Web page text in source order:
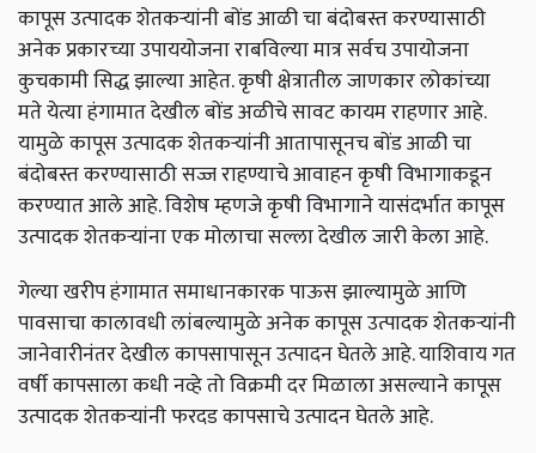
कापूस उत्पादक शेतकऱ्यांनी बोंड आळी चा बंदोबस्त करण्यासाठी
अनेक प्रकारच्या उपाययोजना राबविल्या मात्र सर्वच उपायोजना
कुचकामी सिद्ध झाल्या आहेत. कृषी क्षेत्रातील जाणकार लोकांच्या
मते येत्या हंगामात देखील बोंड अळीचे सावट कायम राहणार आहे.
यामुळे कापूस उत्पादक शेतकऱ्यांनी आतापासूनच बोंड आळी चा
बंदोबस्त करण्यासाठी सज्ज राहण्याचे आवाहन कृषी विभागाकडून
करण्यात आले आहे. विशेष म्हणजे कृषी विभागाने यासंदर्भात कापूस
उत्पादक शेतकऱ्यांना एक मोलाचा सल्ला देखील जारी केला आहे.
गेल्या खरीप हंगामात समाधानकारक पाऊस झाल्यामुळे आणि
पावसाचा कालावधी लांबल्यामुळे अनेक कापूस उत्पादक शेतकऱ्यांनी
जानेवारीनंतर देखील कापसापासून उत्पादन घेतले आहे. याशिवाय गत
वर्षी कापसाला कधी नव्हे तो विक्रमी दर मिळाला असल्याने कापूस
उत्पादक शेतकऱ्यांनी फरदड कापसाचे उत्पादन घेतले आहे.